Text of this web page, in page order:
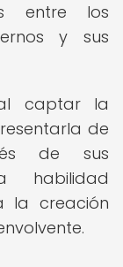
entre los
y sus
captar la
de
de sus
habilidad
la creación